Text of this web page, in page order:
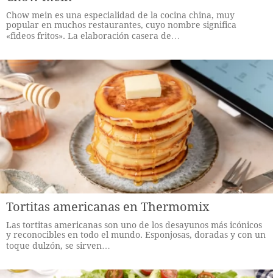
Chow mein es una especialidad de la cocina china, muy
popular en muchos restaurantes, cuyo nombre significa
«fideos fritos». La elaboración casera de…
Tortitas americanas en Thermomix
Las tortitas americanas son uno de los desayunos más icónicos
y reconocibles en todo el mundo. Esponjosas, doradas y con un
toque dulzón, se sirven…